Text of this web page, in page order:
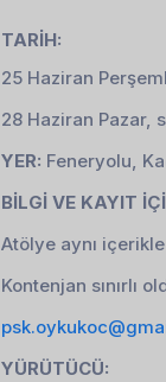
TARİH:
25 Haziran
28 Haziran Pazar,
YER: Feneryolu,
BİLGİ VE KAYIT
Atölye aynı
Kontenjan sınırlı
YÜRÜTÜCÜ: